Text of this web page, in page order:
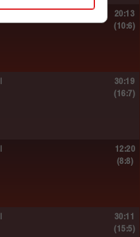
20:13
(10:6)
30:19
(16:7)
12:20
(8:8)
30:11
(15:5)